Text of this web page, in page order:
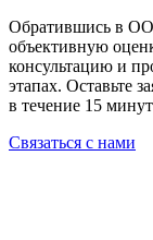
Обратившись в
объективную
консультацию и
этапах. Оставьте
в течение 15
Связаться с нами